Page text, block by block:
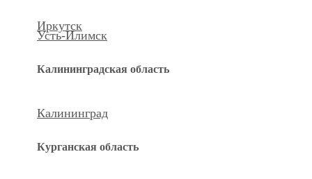
Иркутск
Усть-Илимск
Калининградская область
Калининград
Курганская область